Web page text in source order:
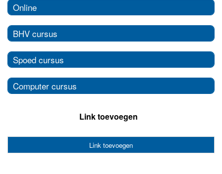
Online
BHV cursus
Spoed cursus
Computer cursus
Link toevoegen
Link toevoegen